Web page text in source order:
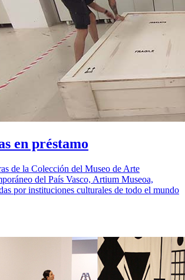
en préstamo
de la Colección del Museo de Arte
del País Vasco, Artium Museoa,
por instituciones culturales de todo el mundo